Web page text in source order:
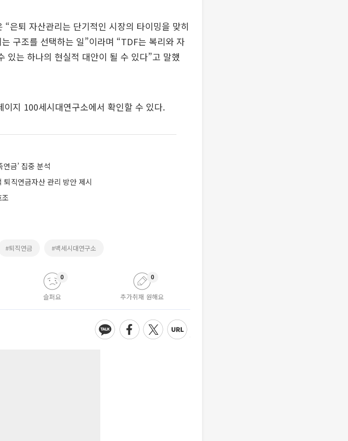
은퇴 자산관리는 단기적인 시장의 타이밍을 맞히
구조를 선택하는 일”이라며 “TDF는 복리와 자
있는 하나의 현실적 대안이 될 수 있다”고 말했
지 100세시대연구소에서 확인할 수 있다.
금’ 집중 분석
직연금자산 관리 방안 제시
#퇴직연금 #백세시대연구소
슬퍼요
0
추가취재 원해요
0